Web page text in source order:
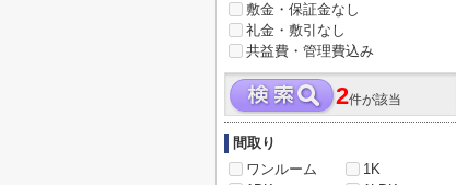
敷金・保証金なし
礼金・敷引なし
共益費・管理費込み
2件が該当
間取り
ワンルーム
1K